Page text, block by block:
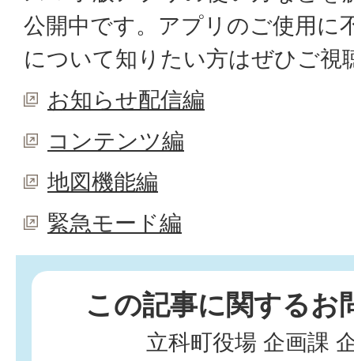
公開中です。アプリのご使用に
について知りたい方はぜひご視
お知らせ配信編
コンテンツ編
地図機能編
緊急モード編
この記事に関するお
立科町役場 企画課